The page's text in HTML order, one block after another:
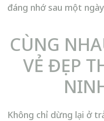
đáng nhớ sau một
CÙNG
VẺ ĐẸP
Không chỉ dừng lại ở